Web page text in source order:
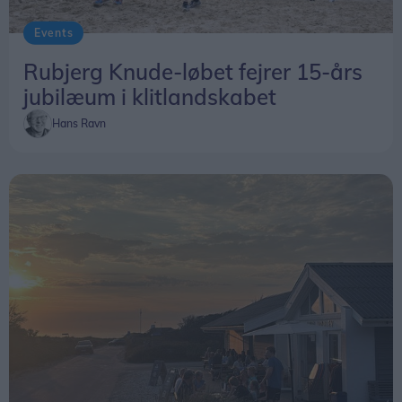
Events
Rubjerg Knude-løbet fejrer 15-års
jubilæum i klitlandskabet
Hans Ravn